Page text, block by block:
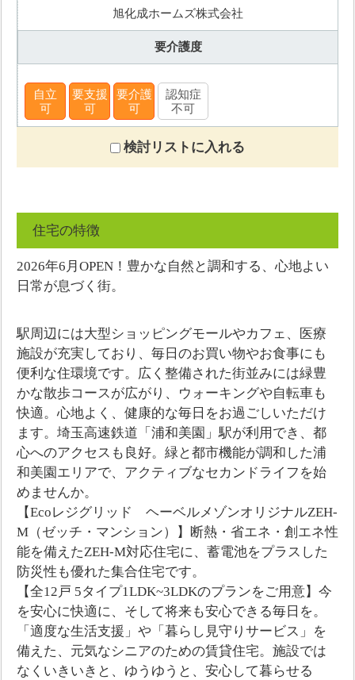
旭化成ホームズ株式会社
要介護度
自立
可
要支援
可
要介護
可
認知症
不可
検討リストに入れる
住宅の特徴
2026年6月OPEN！豊かな自然と調和する、心地よい
日常が息づく街。
駅周辺には大型ショッピングモールやカフェ、医療
施設が充実しており、毎日のお買い物やお食事にも
便利な住環境です。広く整備された街並みには緑豊
かな散歩コースが広がり、ウォーキングや自転車も
快適。心地よく、健康的な毎日をお過ごしいただけ
ます。埼玉高速鉄道「浦和美園」駅が利用でき、都
心へのアクセスも良好。緑と都市機能が調和した浦
和美園エリアで、アクティブなセカンドライフを始
めませんか。
【Ecoレジグリッド ヘーベルメゾンオリジナルZEH-
M（ゼッチ・マンション）】断熱・省エネ・創エネ性
能を備えたZEH-M対応住宅に、蓄電池をプラスした
防災性も優れた集合住宅です。
【全12戸 5タイプ1LDK~3LDKのプランをご用意】今
を安心に快適に、そして将来も安心できる毎日を。
「適度な生活支援」や「暮らし見守りサービス」を
備えた、元気なシニアのための賃貸住宅。施設では
なくいきいきと、ゆうゆうと、安心して暮らせる